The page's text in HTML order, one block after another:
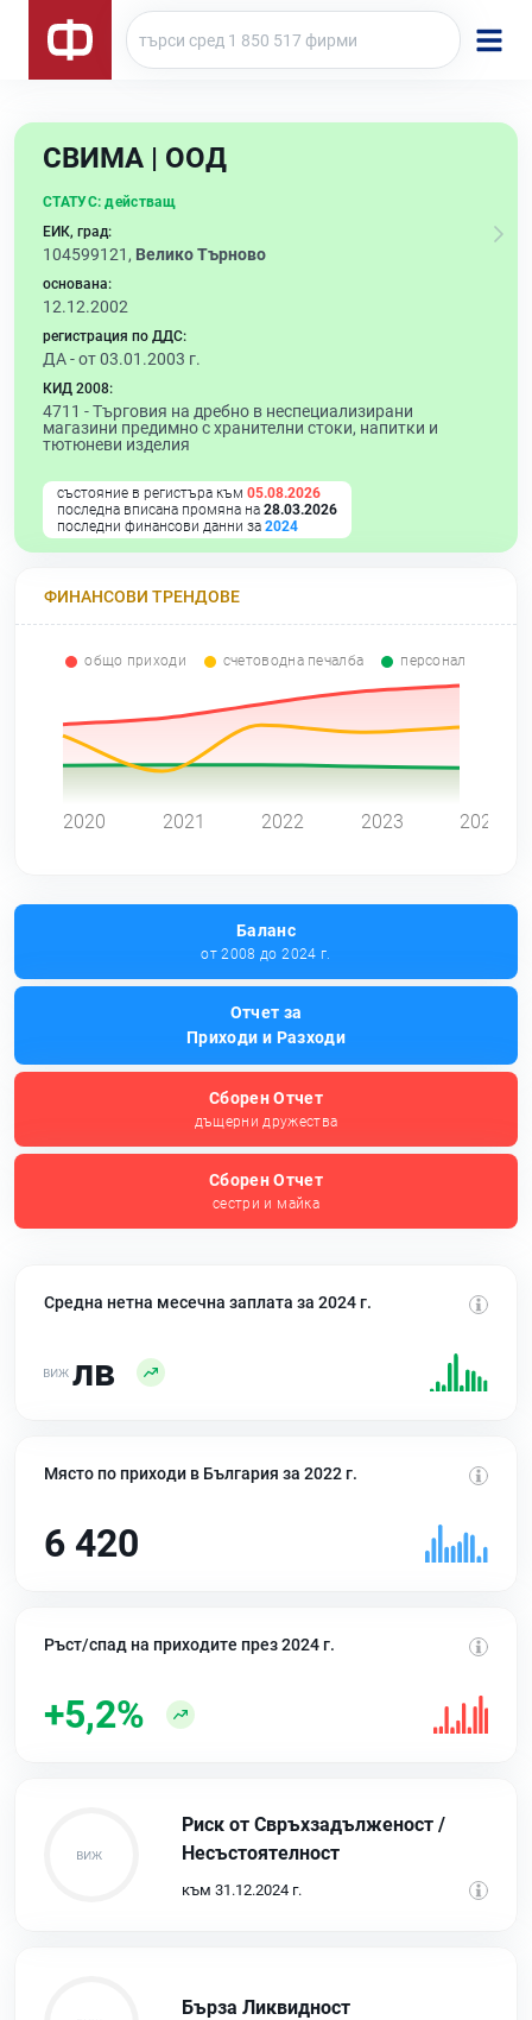
СВИМА | ООД
СТАТУС: действащ
ЕИК, град:
104599121, Велико Търново
основана:
12.12.2002
регистрация по ДДС:
ДА - от 03.01.2003 г.
КИД 2008:
4711 -Търговия на дребно в неспециализирани
магазини предимно с хранителни стоки, напитки и
тютюневи изделия
състояние в регистъра към 05.08.2026
последна вписана промяна на 28.03.2026
последни финансови данни за 2024
ФИНАНСОВИ ТРЕНДОВЕ
общо приходи счетоводна печалба персонал
2020 2021 2022 2023 2024
Баланс
от 2008 до 2024 г.
Отчет за
Приходи и Разходи
Сборен Отчет
дъщерни дружества
Сборен Отчет
сестри и майка
Средна нетна месечна заплата за 2024 г.
лв
Място по приходи в България за 2022 г.
6 420
Ръст/спад на приходите през 2024 г.
+5,2%
Риск от Свръхзадълженост /
Несъстоятелност
към 31.12.2024 г.
Бърза Ликвидност